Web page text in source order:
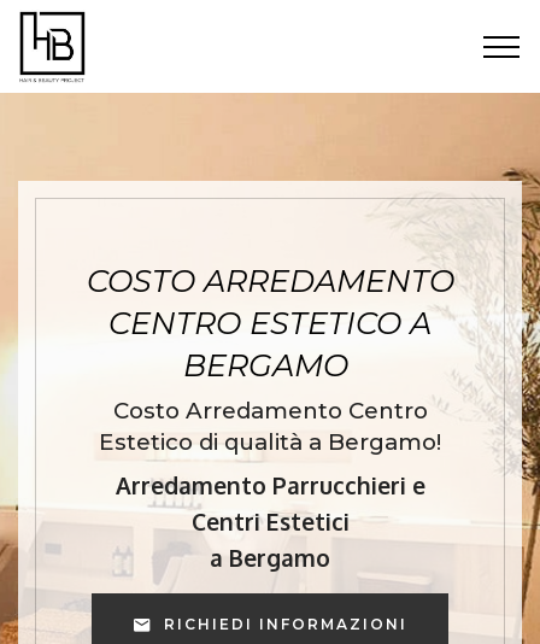
COSTO ARREDAMENTO
CENTRO ESTETICO A
BERGAMO
Costo Arredamento Centro
Estetico di qualità a Bergamo!
Arredamento Parrucchieri e
Centri Estetici
a Bergamo
RICHIEDI INFORMAZIONI